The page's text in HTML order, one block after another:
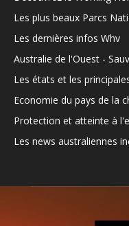
Les plus beaux Parcs
Les dernières infos Whv
Australie de l'Ouest -
Les états et les
Economie du pays de la
Protection et atteinte à
Les news australiennes